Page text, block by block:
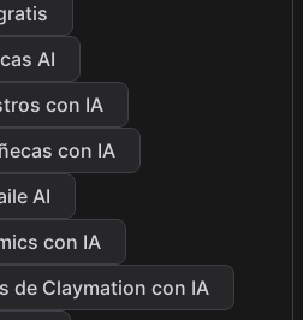
AI
con IA
con IA
AI
con IA
de Claymation con IA